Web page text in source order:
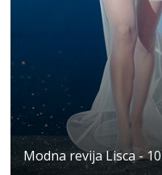
Modna revija Lisca - 10